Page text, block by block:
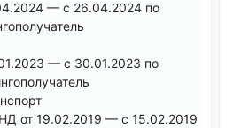
— с 26.04.2024 по
— с 30.01.2023 по
от 19.02.2019 — с 15.02.2019